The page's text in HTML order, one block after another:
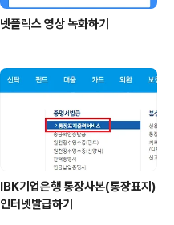
넷플릭스 영상 녹화하기
IBK기업은행 통장사본(통장표지)
인터넷발급하기